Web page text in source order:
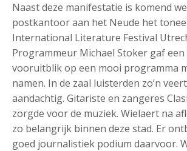
Naast deze manifestatie is komend
postkantoor aan het Neude het
International Literature Festival
Programmeur Michael Stoker gaf
vooruitblik op een mooi programma
namen. In de zaal luisterden zo’n
aandachtig. Gitariste en zangeres
zorgde voor de muziek. Wielaert na
zo belangrijk binnen deze stad. Er
goed journalistiek podium daarvoor.